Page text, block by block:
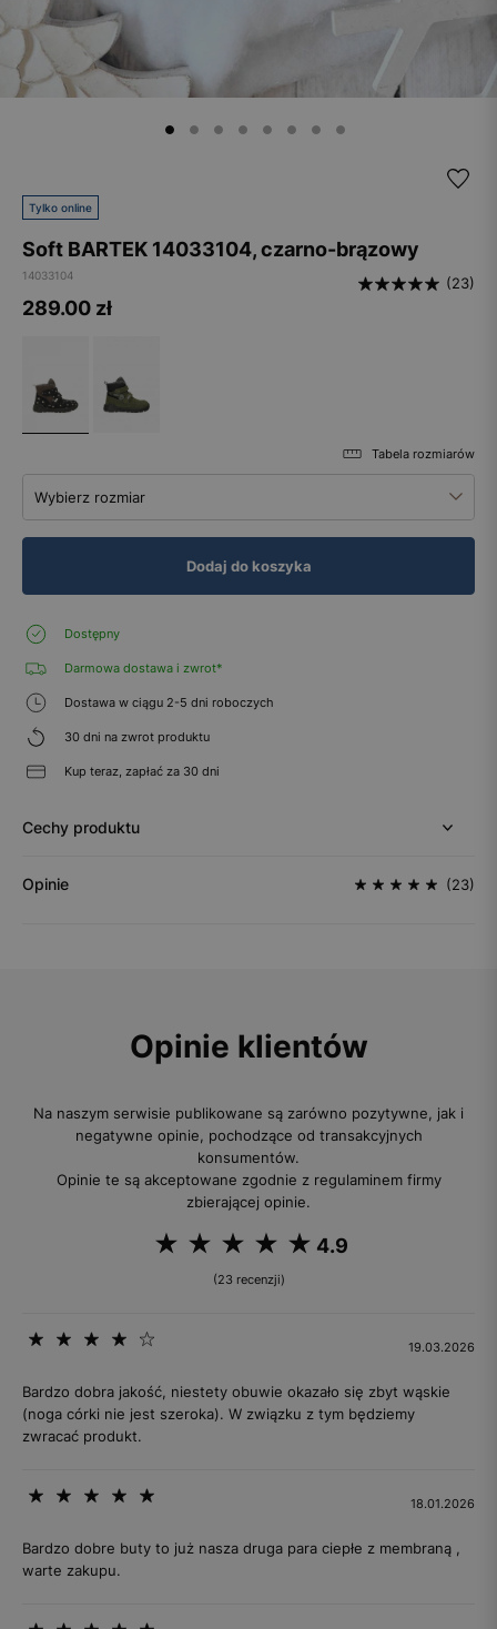
Tylko online
Soft BARTEK 14033104, czarno-brązowy
14033104 (23)
289.00 zł
Tabela rozmiarów
Wybierz rozmiar
Dodaj do koszyka
Dostępny
Darmowa dostawa i zwrot*
Dostawa w ciągu 2-5 dni roboczych
30 dni na zwrot produktu
Kup teraz, zapłać za 30 dni
Cechy produktu
Opinie (23)
Opinie klientów
Na naszym serwisie publikowane są zarówno pozytywne, jak i
negatywne opinie, pochodzące od transakcyjnych
konsumentów.
Opinie te są akceptowane zgodnie z regulaminem firmy
zbierającej opinie.
4.9
(23 recenzji)
19.03.2026
Bardzo dobra jakość, niestety obuwie okazało się zbyt wąskie
(noga córki nie jest szeroka). W związku z tym będziemy
zwracać produkt.
18.01.2026
Bardzo dobre buty to już nasza druga para ciepłe z membraną ,
warte zakupu.